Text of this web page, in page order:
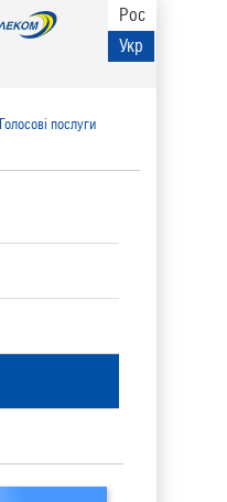
Рос
Укр
Голосові послуги